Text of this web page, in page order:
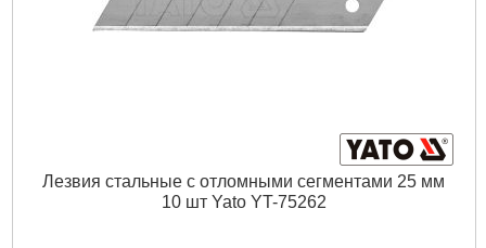
Подробнее...
Лезвия стальные с отломными сегментами 25 мм
10 шт Yato YT-75262